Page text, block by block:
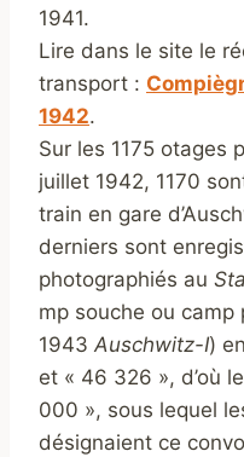
1941.
Lire dans le site le
transport :
1942.
Sur les 1175 otages
juillet 1942, 1170
train en gare
derniers sont
photographiés au
mp souche ou camp
1943 Auschwitz-I)
et « 46 326 », d’où
000 », sous lequel
désignaient ce